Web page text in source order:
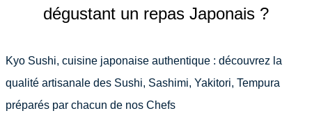
dégustant un repas Japonais ?
Kyo Sushi, cuisine japonaise authentique : découvrez la
qualité artisanale des Sushi, Sashimi, Yakitori, Tempura
préparés par chacun de nos Chefs